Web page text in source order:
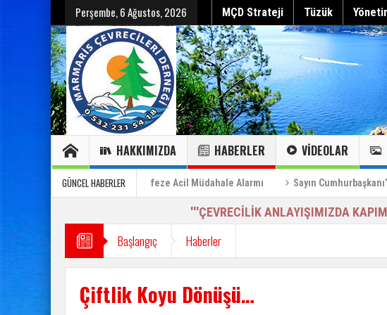
Perşembe, 6 Ağustos, 2026 MÇD Strateji Tüzük
HAKKIMIZDA HABERLER VIDEOLAR
GÜNCEL HABERLER
Can Çekişen Körfeze Acil Müdahale Alarmı Sayın Cumhurbaşkanı’na
'''ÇEVRECİLİK ANLAYIŞIMIZDA
Başlangıç Haberler
Çiftlik Koyu Dönüşü…